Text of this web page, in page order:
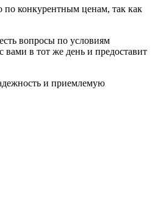
конкурентным ценам, так как
вопросы по условиям
вами в тот же день и предоставит
и приемлемую